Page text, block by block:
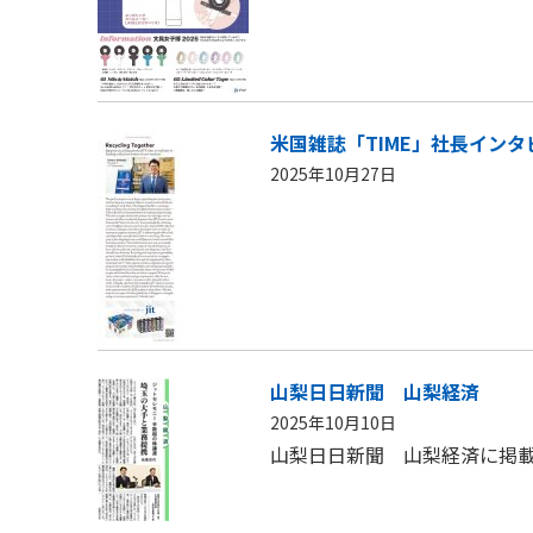
米国雑誌「TIME」社長インタ
2025年10月27日
山梨日日新聞 山梨経済
2025年10月10日
山梨日日新聞 山梨経済に掲